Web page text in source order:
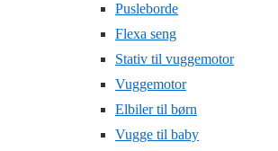
Pusleborde
Flexa seng
Stativ til vuggemotor
Vuggemotor
Elbiler til børn
Vugge til baby